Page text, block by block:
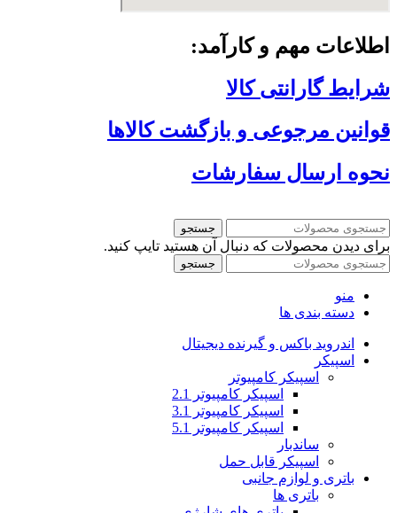
اطلاعات مهم و کارآمد:
شرایط گارانتی کالا
قوانین مرجوعی و بازگشت کالاها
نحوه ارسال سفارشات
جستجو
برای دیدن محصولات که دنبال آن هستید تایپ کنید.
جستجو
منو
دسته بندی ها
اندروید باکس و گیرنده دیجیتال
اسپیکر
اسپیکر کامپیوتر
اسپیکر کامپیوتر 2.1
اسپیکر کامپیوتر 3.1
اسپیکر کامپیوتر 5.1
ساندبار
اسپیکر قابل حمل
باتری و لوازم جانبی
باتری ها